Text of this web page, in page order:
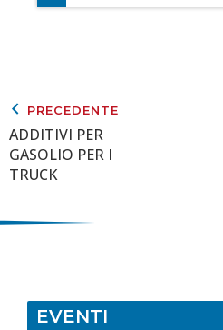
keyboard_arrow_left PRECEDENTE
ADDITIVI PER
GASOLIO PER I
TRUCK
EVENTI